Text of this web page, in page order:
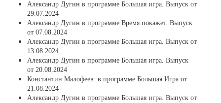
Александр Дугин в программе Большая игра. Выпуск от
29.07.2024
Александр Дугин в программе Время покажет. Выпуск
от 07.08.2024
Александр Дугин в программе Большая игра. Выпуск от
13.08.2024
Александр Дугин в программе Большая игра. Выпуск
от 20.08.2024
Константин Малофеев: в программе Большая Игра от
21.08.2024
Александр Дугин в программе Большая игра. Выпуск от